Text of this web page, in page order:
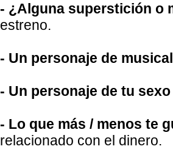
- ¿Alguna superstición o
estreno.
- Un personaje de
- Un personaje de tu
- Lo que más / menos te
relacionado con el dinero.